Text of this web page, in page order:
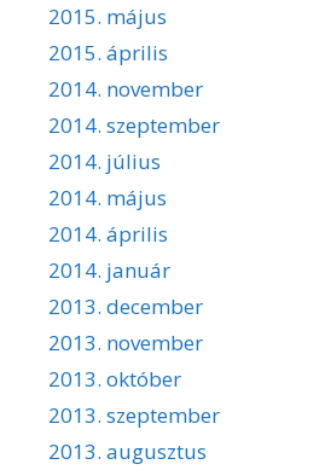
2015. május
2015. április
2014. november
2014. szeptember
2014. július
2014. május
2014. április
2014. január
2013. december
2013. november
2013. október
2013. szeptember
2013. augusztus